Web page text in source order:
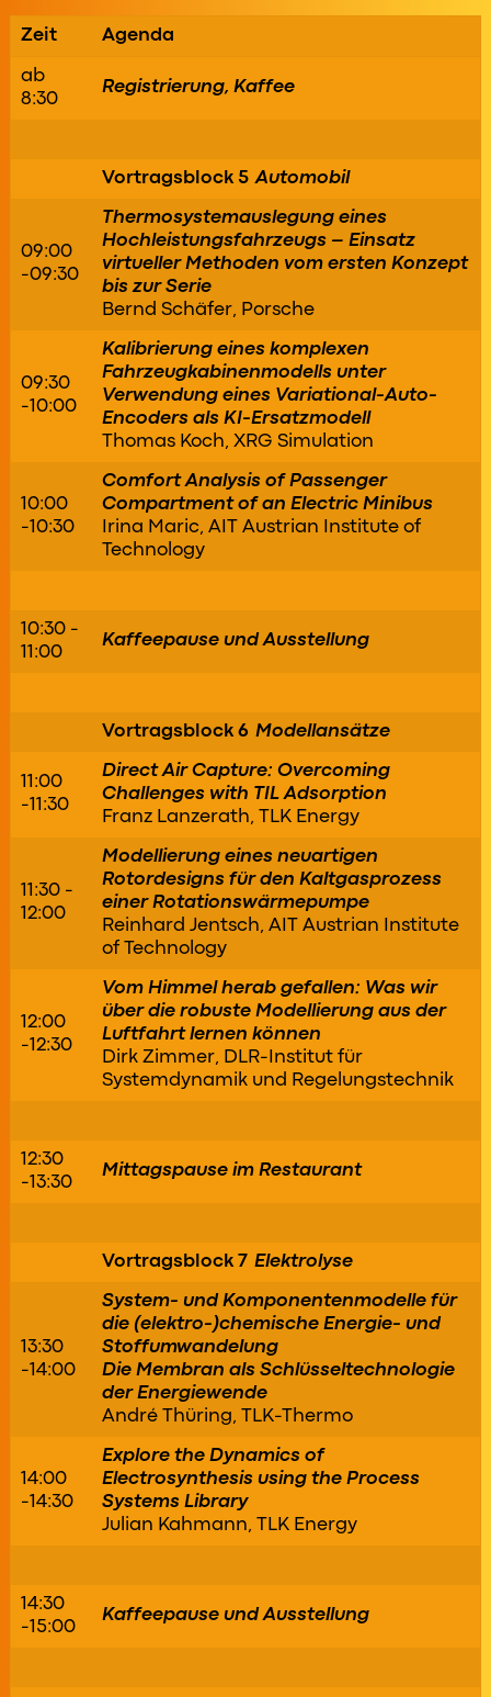
Zeit Agenda
ab
8:30
Registrierung, Kaffee
Vortragsblock 5 Automobil
09:00
-09:30
Thermosystemauslegung eines
Hochleistungsfahrzeugs – Einsatz
virtueller Methoden vom ersten Konzept
bis zur Serie
Bernd Schäfer, Porsche
09:30
-10:00
Kalibrierung eines komplexen
Fahrzeugkabinenmodells unter
Verwendung eines Variational-Auto-
Encoders als KI-Ersatzmodell
Thomas Koch, XRG Simulation
10:00
-10:30
Comfort Analysis of Passenger
Compartment of an Electric Minibus
Irina Maric, AIT Austrian Institute of
Technology
10:30 -
11:00
Kaffeepause und Ausstellung
Vortragsblock 6 Modellansätze
11:00
-11:30
Direct Air Capture: Overcoming
Challenges with TIL Adsorption
Franz Lanzerath, TLK Energy
11:30 -
12:00
Modellierung eines neuartigen
Rotordesigns für den Kaltgasprozess
einer Rotationswärmepumpe
Reinhard Jentsch, AIT Austrian Institute
of Technology
12:00
-12:30
Vom Himmel herab gefallen: Was wir
über die robuste Modellierung aus der
Luftfahrt lernen können
Dirk Zimmer, DLR-Institut für
Systemdynamik und Regelungstechnik
12:30
-13:30
Mittagspause im Restaurant
Vortragsblock 7 Elektrolyse
13:30
-14:00
System- und Komponentenmodelle für
die (elektro-)chemische Energie- und
Stoffumwandelung
Die Membran als Schlüsseltechnologie
der Energiewende
André Thüring, TLK-Thermo
14:00
-14:30
Explore the Dynamics of
Electrosynthesis using the Process
Systems Library
Julian Kahmann, TLK Energy
14:30
-15:00
Kaffeepause und Ausstellung